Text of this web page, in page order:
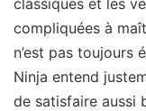
compliquées à
n’est pas toujours
Ninja entend
de satisfaire aussi